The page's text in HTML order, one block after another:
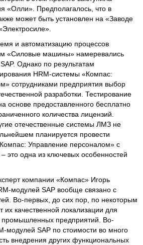
«Олли». Предполагалось, что в
может быть установлен на «Заводе
и автоматизацию процессов
«Силовые машины» намеревались
Однако по результатам
HRM-системы «Компас:
сотрудниками предприятия выбор
разработки. Тестирование
основе предоставленного бесплатно
количества лицензий.
отечественные системы ЛМЗ не
планируется провести
Управление персоналом» с
это одна из ключевых особенностей
компании «Компас» Игорь
модулей SAP вообще связано с
Во-первых, до сих пор, по некоторым
их качественной локализации для
промышленных предприятий. Во-
модулей SAP по стоимости во много
внедрения других функциональных